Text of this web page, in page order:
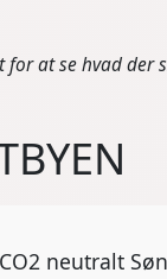
for at se hvad der
neutralt